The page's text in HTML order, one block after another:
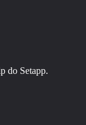
do Setapp.